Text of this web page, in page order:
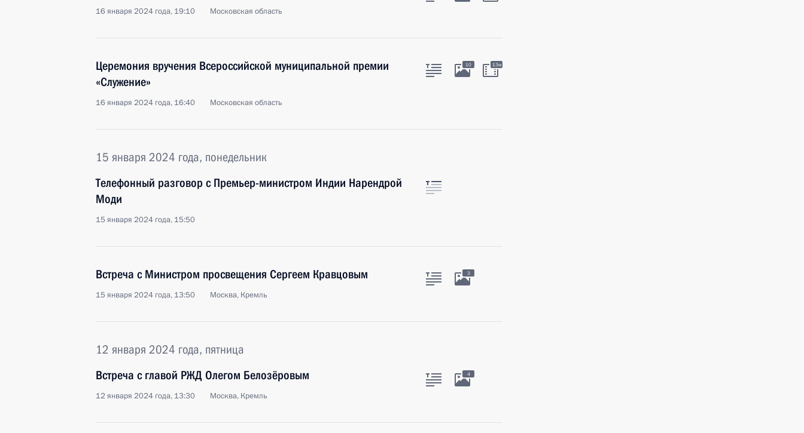
16 января 2024 года, 19:10 Московская область
Церемония вручения Всероссийской муниципальной премии
«Служение»
16 января 2024 года, 16:40 Московская область
10 13м
15 января 2024 года, понедельник
Телефонный разговор с Премьер-министром Индии Нарендрой
Моди
15 января 2024 года, 15:50
Встреча с Министром просвещения Сергеем Кравцовым
15 января 2024 года, 13:50 Москва, Кремль
3
12 января 2024 года, пятница
Встреча с главой РЖД Олегом Белозёровым
12 января 2024 года, 13:30 Москва, Кремль
4